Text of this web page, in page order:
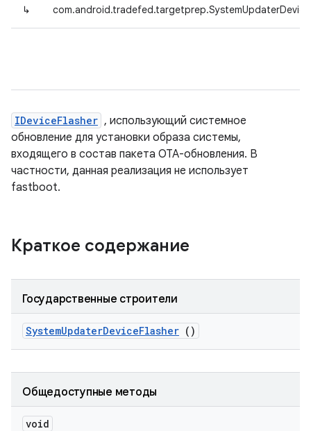
↳
IDeviceFlasher , использующий системное
обновление для установки образа системы,
входящего в состав пакета OTA-обновления. В
частности, данная реализация не использует
fastboot.
Краткое содержание
Государственные строители
SystemUpdaterDeviceFlasher ()
Общедоступные методы
void